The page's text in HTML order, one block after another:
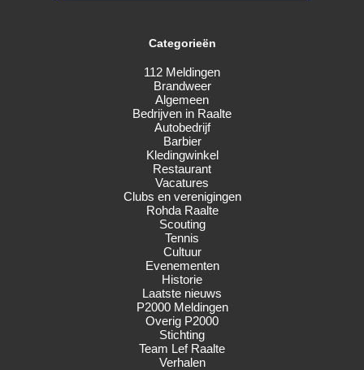
Categorieën
112 Meldingen
Brandweer
Algemeen
Bedrijven in Raalte
Autobedrijf
Barbier
Kledingwinkel
Restaurant
Vacatures
Clubs en verenigingen
Rohda Raalte
Scouting
Tennis
Cultuur
Evenementen
Historie
Laatste nieuws
P2000 Meldingen
Overig P2000
Stichting
Team Lef Raalte
Verhalen